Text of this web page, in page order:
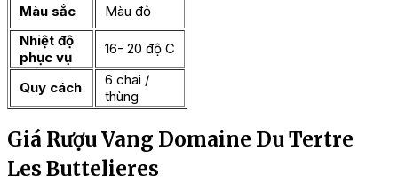
Màu sắc
Màu đỏ
Nhiệt độ
phục vụ
16- 20 độ C
Quy cách
6 chai /
thùng
Giá Rượu Vang Domaine Du Tertre
Les Buttelieres